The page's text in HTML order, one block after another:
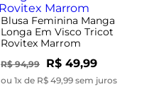
Blusa Feminina Manga
Longa Em Visco Tricot
Rovitex Marrom
R$ 94,99 R$ 49,99
ou 1x de R$ 49,99 sem juros